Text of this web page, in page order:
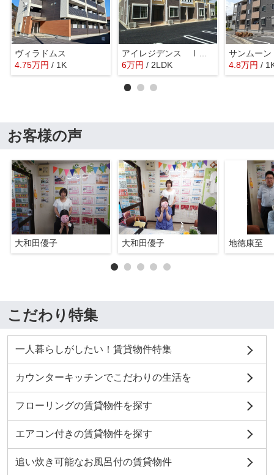
ヴィラドムス
4.75万円 / 1K
6万円 / 2LDK 4.8万円 /
お客様の声
大和田優子 大和田優子 地徳康至
こだわり特集
一人暮らしがしたい！賃貸物件特集
カウンターキッチンでこだわりの生活を
フローリングの賃貸物件を探す
エアコン付きの賃貸物件を探す
追い炊き可能なお風呂付の賃貸物件